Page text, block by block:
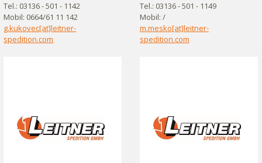
Tel.: 03136 - 501 - 1142
Mobil: 0664/61 11 142
g.kukovec[at]leitner-
spedition.com
Tel.: 03136 - 501 - 1149
Mobil: /
m.mesko[at]leitner-
spedition.com